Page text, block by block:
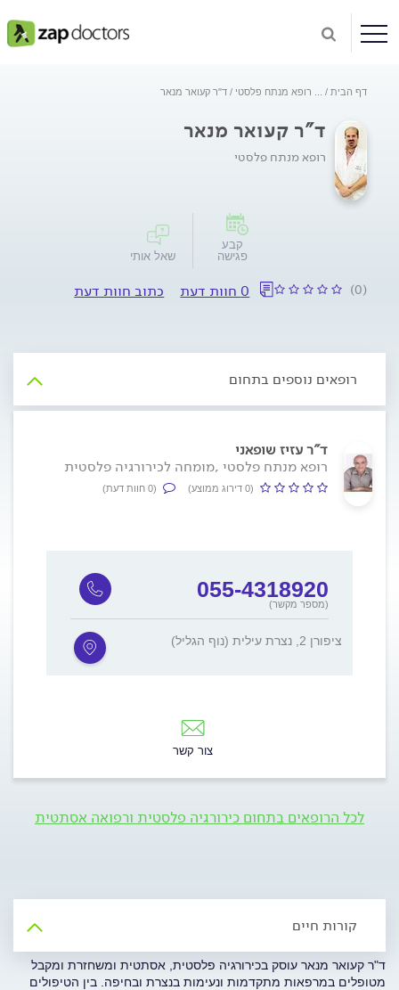
דף הבית רופא מנתח פלסטי ד"ר קעואר מנאר
ד"ר קעואר מנאר
רופא מנתח פלסטי
קבע
פגישה
שאל אותי
(0) 0 חוות דעת כתוב חוות דעת
רופאים נוספים בתחום
ד"ר עזיז שופאני
רופא מנתח פלסטי ,מומחה לכירורגיה פלסטית
(0 דירוג ממוצע) (0 חוות דעת)
055-4318920
(מספר מקשר)
ציפורן 2, נצרת עילית (נוף הגליל)
צור קשר
לכל הרופאים בתחום כירורגיה פלסטית ורפואה אסתטית
קורות חיים
ד"ר קעואר מנאר עוסק בכירורגיה פלסטית, אסתטית ומשחזרת ומקבל
מטופלים במרפאות מתקדמות ונעימות בנצרת ובחיפה. בין הטיפולים